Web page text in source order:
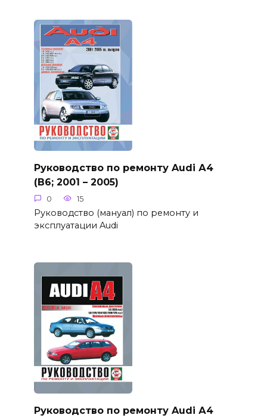
Руководство по ремонту Audi А4
(B6; 2001 – 2005)
0 15
Руководство (мануал) по ремонту и
эксплуатации Audi
Руководство по ремонту Audi А4